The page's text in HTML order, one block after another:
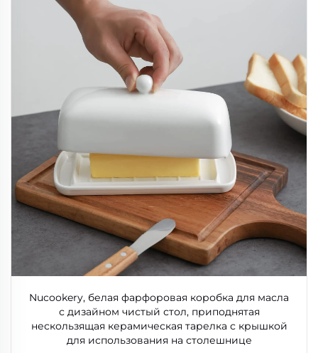
Nucookery, белая фарфоровая коробка для масла
с дизайном чистый стол, приподнятая
нескользящая керамическая тарелка с крышкой
для использования на столешнице